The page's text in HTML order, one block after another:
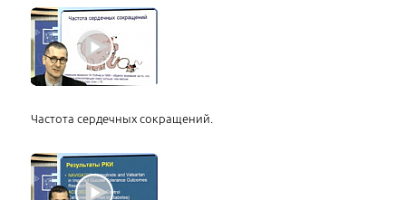
Частота сердечных сокращений.